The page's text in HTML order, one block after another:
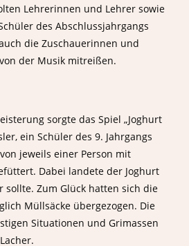
Lehrerinnen und Lehrer sowie
des Abschlussjahrgangs
die Zuschauerinnen und
der Musik mitreißen.
sorgte das Spiel „Joghurt
ein Schüler des 9. Jahrgangs
jeweils einer Person mit
Dabei landete der Joghurt
sollte. Zum Glück hatten sich die
Müllsäcke übergezogen. Die
Situationen und Grimassen